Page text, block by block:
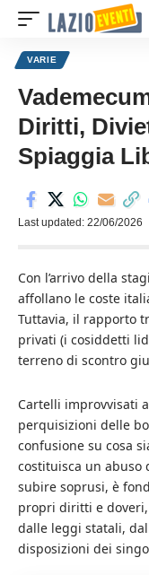
VARIE
Diritti,
Spiaggia
Last updated: 22/06/2026
Con l’arrivo della
affollano le coste
Tuttavia, il rapporto
privati (i cosiddetti
terreno di scontro
Cartelli improvvisati
perquisizioni delle
confusione su cosa
costituisca un abuso
subire soprusi, è
propri diritti e
dalle leggi statali,
disposizioni dei